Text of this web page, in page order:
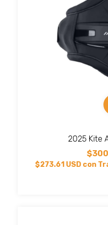
2025 Kite
$273.61 USD con